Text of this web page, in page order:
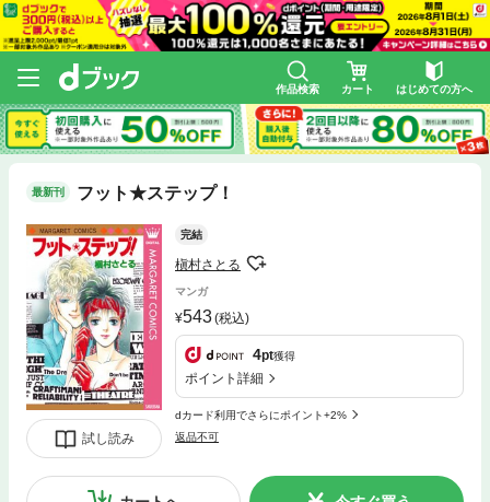
作品検索 カート はじめての方へ
最新刊 フット★ステップ！
試し読み
完結
槇村さとる
マンガ
543(税込)
4pt獲得
ポイント詳細
dカード利用でさらにポイント+2%
返品不可